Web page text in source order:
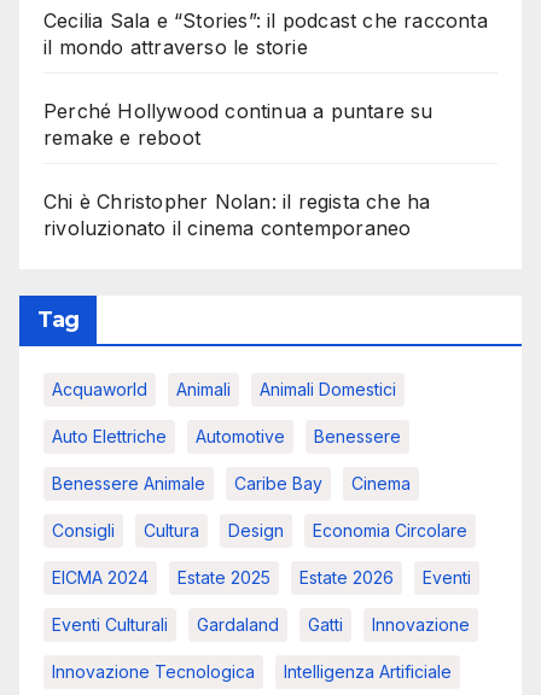
Cecilia Sala e “Stories”: il podcast che racconta
il mondo attraverso le storie
Perché Hollywood continua a puntare su
remake e reboot
Chi è Christopher Nolan: il regista che ha
rivoluzionato il cinema contemporaneo
Tag
Acquaworld Animali Animali Domestici
Auto Elettriche Automotive Benessere
Benessere Animale Caribe Bay Cinema
Consigli Cultura Design Economia Circolare
EICMA 2024 Estate 2025 Estate 2026 Eventi
Eventi Culturali Gardaland Gatti Innovazione
Innovazione Tecnologica Intelligenza Artificiale